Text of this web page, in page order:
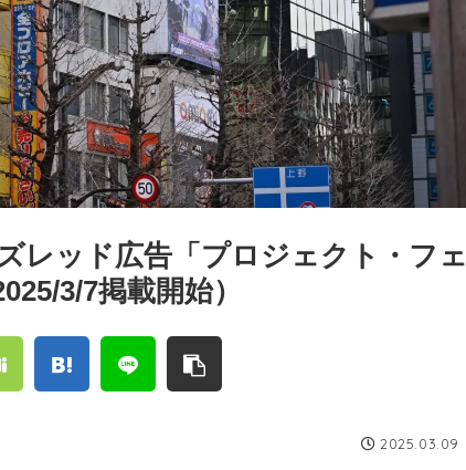
レッド広告「プロジェクト・フェ
3/7掲載開始）
2025.03.09